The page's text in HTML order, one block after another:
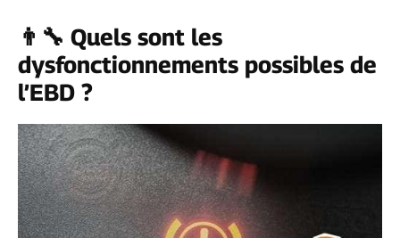
👨‍🔧 Quels sont les
dysfonctionnements possibles de
l’EBD ?